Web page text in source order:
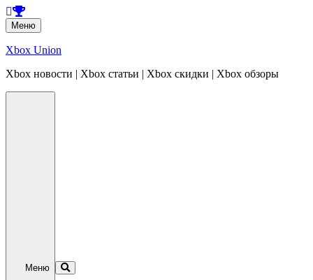
Меню Перейти
к
содержанию
Xbox Union
Xbox новости | Xbox статьи | Xbox скидки | Xbox обзоры
Меню